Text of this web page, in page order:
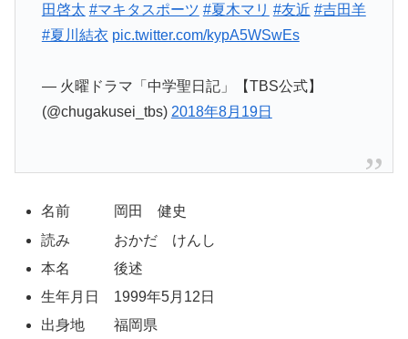
田啓太 #マキタスポーツ #夏木マリ #友近 #吉田羊
#夏川結衣 pic.twitter.com/kypA5WSwEs
— 火曜ドラマ「中学聖日記」【TBS公式】
(@chugakusei_tbs) 2018年8月19日
名前 岡田 健史
読み おかだ けんし
本名 後述
生年月日 1999年5月12日
出身地 福岡県